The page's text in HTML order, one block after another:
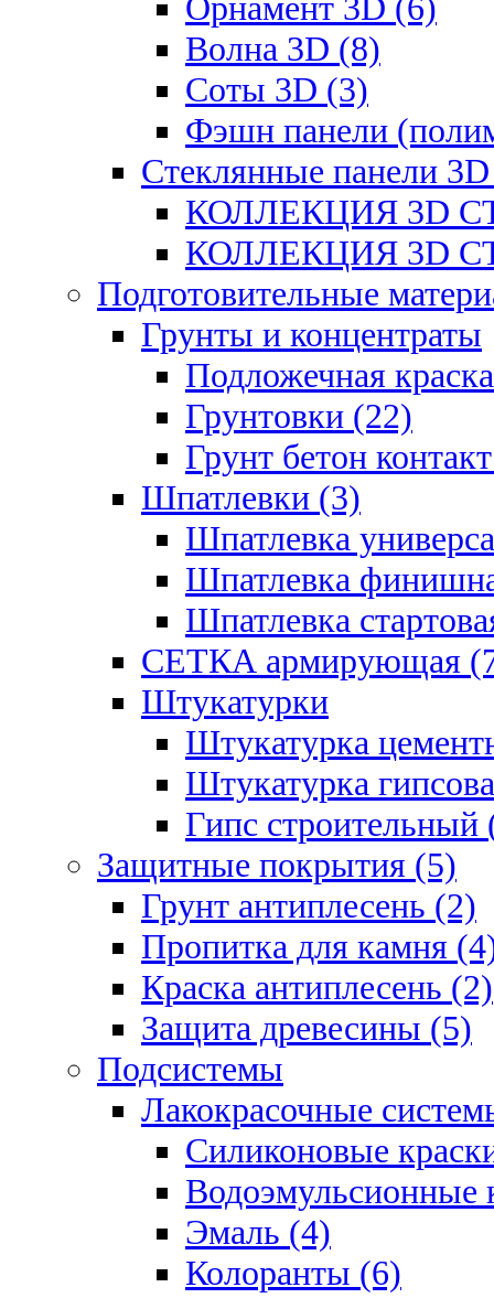
Волна 3D (8)
Соты 3D (3)
Фэшн панели
Стеклянные панели 3D
КОЛЛЕКЦИЯ 3D
КОЛЛЕКЦИЯ 3D
Подготовительные
Грунты и концентраты
Подложечная
Грунтовки (22)
Грунт бетон
Шпатлевки (3)
Шпатлевка
Шпатлевка
Шпатлевка
СЕТКА армирующая
Штукатурки
Штукатурка
Штукатурка
Гипс строительный
Защитные покрытия (5)
Грунт антиплесень (2)
Пропитка для камня
Краска антиплесень (2)
Защита древесины (5)
Подсистемы
Лакокрасочные
Силиконовые
Водоэмульсионные
Эмаль (4)
Колоранты (6)